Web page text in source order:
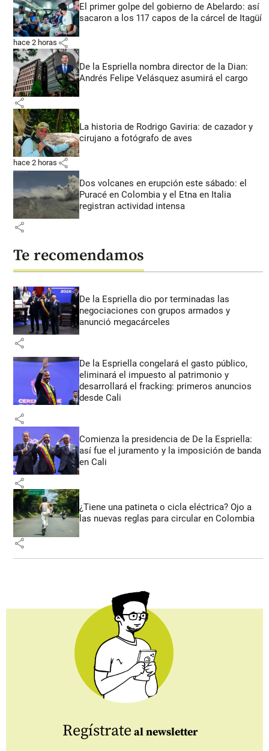
El primer golpe del gobierno de Abelardo: así
sacaron a los 117 capos de la cárcel de Itagüí
hace 2 horas share
De la Espriella nombra director de la Dian:
Andrés Felipe Velásquez asumirá el cargo
share
La historia de Rodrigo Gaviria: de cazador y
cirujano a fotógrafo de aves
hace 2 horas share
Dos volcanes en erupción este sábado: el
Puracé en Colombia y el Etna en Italia
registran actividad intensa
share
Te recomendamos
De la Espriella dio por terminadas las
negociaciones con grupos armados y
anunció megacárceles
share
De la Espriella congelará el gasto público,
eliminará el impuesto al patrimonio y
desarrollará el fracking: primeros anuncios
desde Cali
share
Comienza la presidencia de De la Espriella:
así fue el juramento y la imposición de banda
en Cali
share
¿Tiene una patineta o cicla eléctrica? Ojo a
las nuevas reglas para circular en Colombia
share
Regístrate al newsletter